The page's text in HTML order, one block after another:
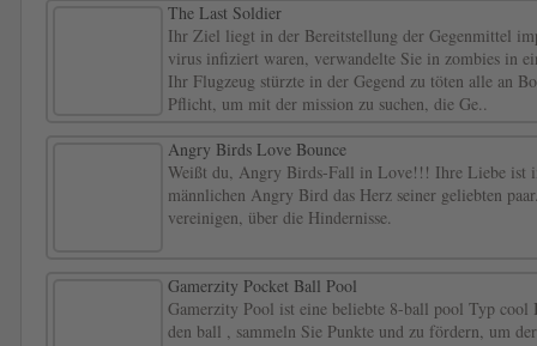
The Last Soldier
Ihr Ziel liegt in der Bereitstellung der Gegenmittel
virus infiziert waren, verwandelte Sie in zombies in
Ihr Flugzeug stürzte in der Gegend zu töten alle an
Pflicht, um mit der mission zu suchen, die Ge..
Angry Birds Love Bounce
Weißt du, Angry Birds-Fall in Love!!! Ihre Liebe ist
männlichen Angry Bird das Herz seiner geliebten
vereinigen, über die Hindernisse.
Gamerzity Pocket Ball Pool
Gamerzity Pool ist eine beliebte 8-ball pool Typ cool
den ball , sammeln Sie Punkte und zu fördern, um